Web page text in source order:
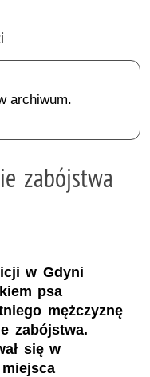
archiwum.
zabójstwa
w Gdyni
psa
mężczyznę
zabójstwa.
się w